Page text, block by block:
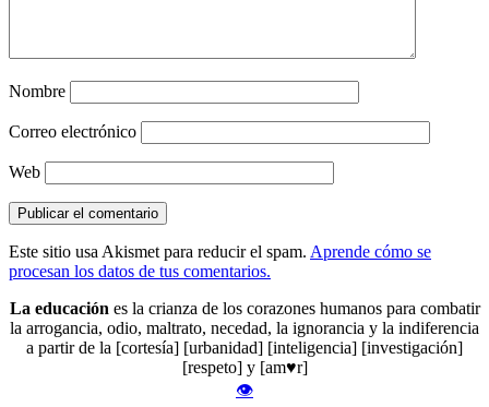
Nombre
Correo electrónico
Web
Este sitio usa Akismet para reducir el spam. Aprende cómo se
procesan los datos de tus comentarios.
La educaciónes la crianza de los corazones humanos para combatir
la arrogancia, odio, maltrato, necedad, la ignorancia y la indiferencia
a partir de la [cortesía] [urbanidad] [inteligencia] [investigación]
[respeto] y [am♥r]
👁